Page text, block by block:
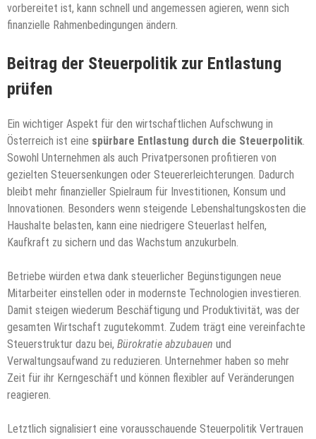
vorbereitet ist, kann schnell und angemessen agieren, wenn sich
finanzielle Rahmenbedingungen ändern.
Beitrag der Steuerpolitik zur Entlastung
prüfen
Ein wichtiger Aspekt für den wirtschaftlichen Aufschwung in
Österreich ist eine spürbare Entlastung durch die Steuerpolitik
Sowohl Unternehmen als auch Privatpersonen profitieren von
gezielten Steuersenkungen oder Steuererleichterungen. Dadurch
bleibt mehr finanzieller Spielraum für Investitionen, Konsum und
Innovationen. Besonders wenn steigende Lebenshaltungskosten die
Haushalte belasten, kann eine niedrigere Steuerlast helfen,
Kaufkraft zu sichern und das Wachstum anzukurbeln.
Betriebe würden etwa dank steuerlicher Begünstigungen neue
Mitarbeiter einstellen oder in modernste Technologien investieren.
Damit steigen wiederum Beschäftigung und Produktivität, was der
gesamten Wirtschaft zugutekommt. Zudem trägt eine vereinfachte
Steuerstruktur dazu bei, Bürokratie abzubauen und
Verwaltungsaufwand zu reduzieren. Unternehmer haben so mehr
Zeit für ihr Kerngeschäft und können flexibler auf Veränderungen
reagieren.
Letztlich signalisiert eine vorausschauende Steuerpolitik Vertrauen